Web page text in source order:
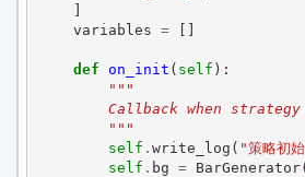
]
variables = []
def on_init ( self ):
"""
Callback when strategy
        """
self . write_log ( "策略初
self . bg = BarGenerator